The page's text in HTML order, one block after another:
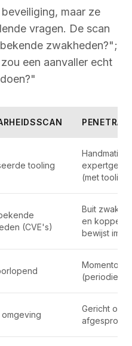
maar ze
vragen. De scan
zwakheden?";
een aanvaller echt
tooling
Handmatig,
(met tooling)
(CVE's)
Buit
en koppelt
bewijst
(periodiek)
Gericht op